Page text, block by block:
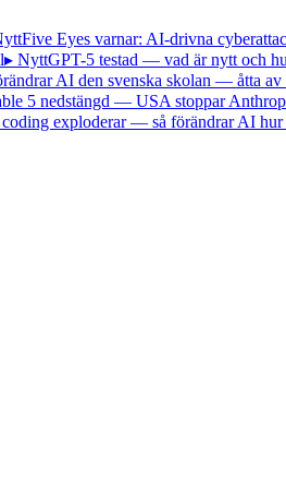
Five Eyes varnar: AI-drivna
▸ NyttGPT-5 testad — vad är nytt och
AI den svenska skolan — åtta av
5 nedstängd — USA stoppar
exploderar — så förändrar AI hur